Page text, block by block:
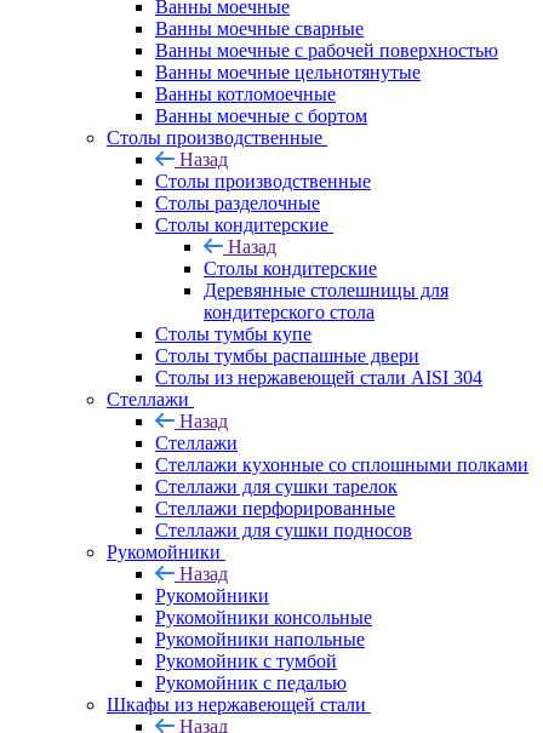
Ванны моечные
Ванны моечные сварные
Ванны моечные с рабочей поверхностью
Ванны моечные цельнотянутые
Ванны котломоечные
Ванны моечные с бортом
Столы производственные
Назад
Столы производственные
Столы разделочные
Столы кондитерские
Назад
Столы кондитерские
Деревянные столешницы для
кондитерского стола
Столы тумбы купе
Столы тумбы распашные двери
Столы из нержавеющей стали AISI 304
Стеллажи
Назад
Стеллажи
Стеллажи кухонные со сплошными полками
Стеллажи для сушки тарелок
Стеллажи перфорированные
Стеллажи для сушки подносов
Рукомойники
Назад
Рукомойники
Рукомойники консольные
Рукомойники напольные
Рукомойник с тумбой
Рукомойник с педалью
Шкафы из нержавеющей стали
Назад